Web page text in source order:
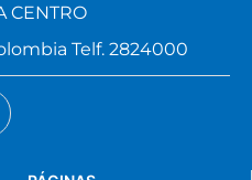
CENTRO
Telf. 2824000